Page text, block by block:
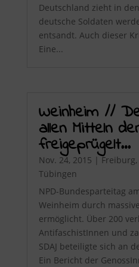
Deutschland zieht in
deutsche Soldaten
entsandt. Auch dieser
Eine...
Weinheim //
allen Mitteln
freigeprügelt…
Nov. 24, 2015 |Freiburg,
Tübingen
NPD-Bundesparteitag
Weinheim durch
ermöglicht. Über 200
AntifaschistInnen und
SDAJ beteiligte sich an
Ein Bericht der